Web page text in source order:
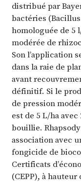
distribué par
bactéries
homologuée de 5
modérée de
Son l’application
dans la raie de
avant
définitif. Si le
de pression
est de 5 L/ha
bouillie.
association avec
fongicide de
Certificats
(CEPP), à hauteur